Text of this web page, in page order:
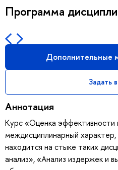
Программа
Дополнительные
Задать
Аннотация
Курс «Оценка эффективности
междисциплинарный
находится на стыке таких
анализ», «Анализ издержек и